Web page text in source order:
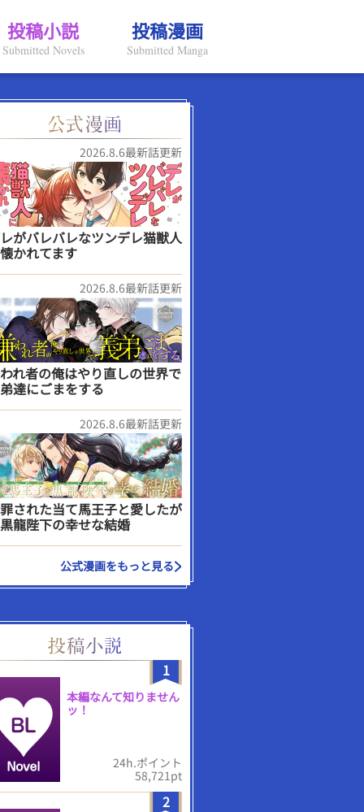
投稿小説
Submitted Novels
投稿漫画
Submitted Manga
2026.8.6最新話更新
がバレバレなツンデレ猫獣人
かれてます
2026.8.6最新話更新
れ者の俺はやり直しの世界で
達にごまをする
2026.8.6最新話更新
された当て馬王子と愛したが
龍陛下の幸せな結婚
公式漫画をもっと見る
1
本編なんて知りません
ッ！
24h.ポイント
58,721pt
2